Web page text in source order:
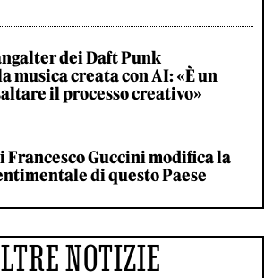
dei Daft Punk
musica creata con AI: «È un
il processo creativo»
Francesco Guccini modifica la
di questo Paese
NOTIZIE